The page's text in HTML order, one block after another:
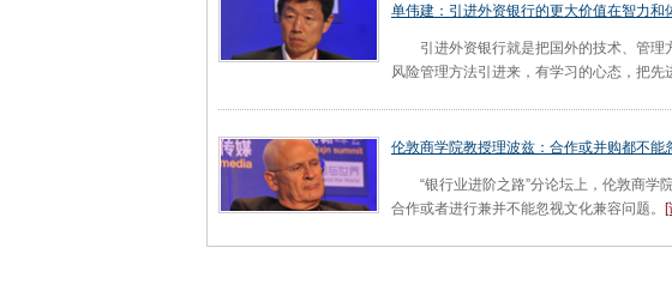
单伟建：引进外资银行的更大价值在智力和
引进外资银行就是把国外的技术、管理
风险管理方法引进来，有学习的心态，把先
伦敦商学院教授理波兹：合作或并购都不能
“银行业进阶之路”分论坛上，伦敦商学
合作或者进行兼并不能忽视文化兼容问题。 [